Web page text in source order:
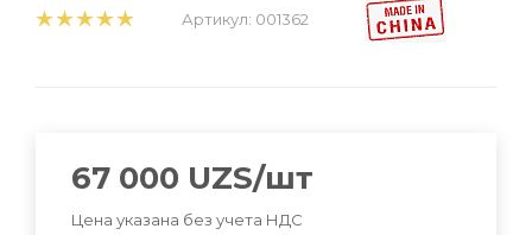
Артикул: 001362
67 000 UZS/шт
Цена указана без учета НДС